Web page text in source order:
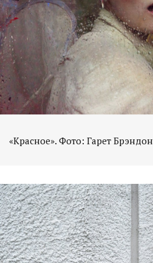
«Красное». Фото: Гарет Брэндон